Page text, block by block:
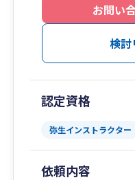
お問い
検討
認定資格
弥生インストラクター
依頼内容